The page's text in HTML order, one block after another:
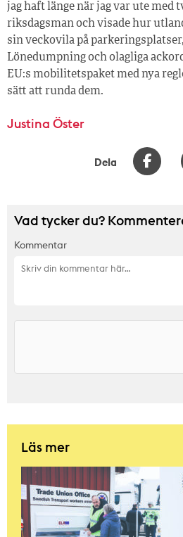
jag haft länge när jag var ute med
riksdagsman och visade hur
sin veckovila på
Lönedumpning och olagliga
EU:s mobilitetspaket med nya
sätt att runda dem.
Justina Öster
Dela
Vad tycker du?
Kommentar
Läs mer